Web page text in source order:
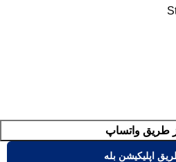
طریق واتساپ
اپلیکیشن بله